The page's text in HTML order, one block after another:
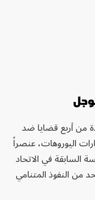
من أربع قضايا ضد
اليوروهات، عنصراً
السابقة في الاتحاد
من النفوذ المتنامي